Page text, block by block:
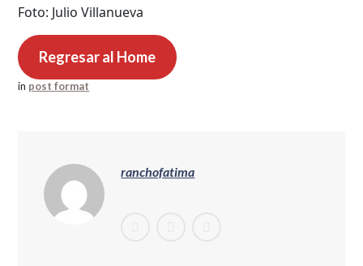
Foto: Julio Villanueva
Regresar al Home
in post format
ranchofatima